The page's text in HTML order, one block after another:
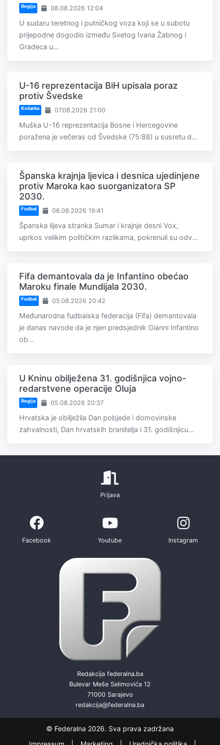
Regija 08.08.2026 12:04
U sudaru teretnog i putničkog voza koji se u subotu
prijepodne dogodio između Svetog Ivana Žabnog i
Gradeca u...
U-16 reprezentacija BiH upisala poraz
protiv Švedske
Košarka 07.08.2026 21:00
Muška U-16 reprezentacija Bosne i Hercegovine
poražena je večeras od Švedske (75:88) u susretu d...
Španska krajnja ljevica i desnica ujedinjene
protiv Maroka kao suorganizatora SP
2030.
Fudbal 06.08.2026 19:41
Španska lijeva stranka Sumar i krajnje desni Vox,
uprkos velikim političkim razlikama, pokrenuli su odv...
Fifa demantovala da je Infantino obećao
Maroku finale Mundijala 2030.
Fudbal 05.08.2026 20:42
Međunarodna fudbalska federacija (Fifa) demantovala
je danas navode da je njen predsjednik Gianni Infantino
ob...
U Kninu obilježena 31. godišnjica vojno-
redarstvene operacije Oluja
Regija 05.08.2026 20:37
Hrvatska je obilježila Dan pobjede i domovinske
zahvalnosti, Dan hrvatskih branitelja i 31. godišnjicu...
Prijava
Facebook Youtube Instagram
Redakcija federalna.ba
Bulevar Meše Selimovića 12
71000 Sarajevo
redakcija@federalna.ba
© Federalna 2026. Sva prava zadržana